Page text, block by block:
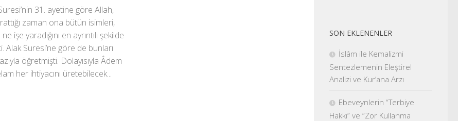
31. ayetine göre Allah,
zaman ona bütün isimleri,
ne işe yaradığını en ayrıntılı şekilde
Alak Suresi’ne göre de bunları
öğretmişti. Dolayısıyla Âdem
her ihtiyacını üretebilecek...
SON EKLENENLER
İslâm ile Kemalizmi
Sentezlemenin Eleştirel
Analizi ve Kur’ana Arzı
Ebeveynlerin “Terbiye
Hakkı” ve “Zor Kullanma